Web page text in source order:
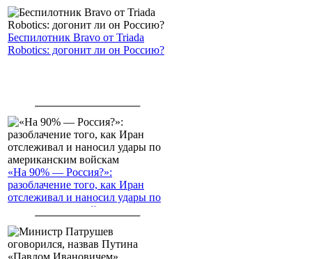
Беспилотник Bravo от Triada
Robotics: догонит ли он Россию?
«На 90% — Россия?»:
разоблачение того, как Иран
отслеживал и наносил удары по
американским войскам